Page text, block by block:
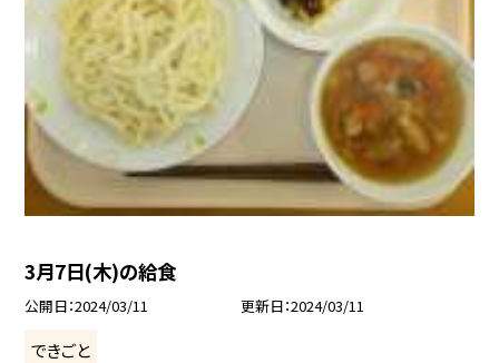
3月7日(木)の給食
公開日 2024/03/11 更新日 2024/03/11
できごと